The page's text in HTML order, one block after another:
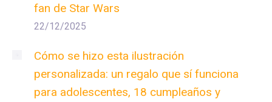
fan de Star Wars
22/12/2025
Cómo se hizo esta ilustración
personalizada: un regalo que sí funciona
para adolescentes, 18 cumpleaños y